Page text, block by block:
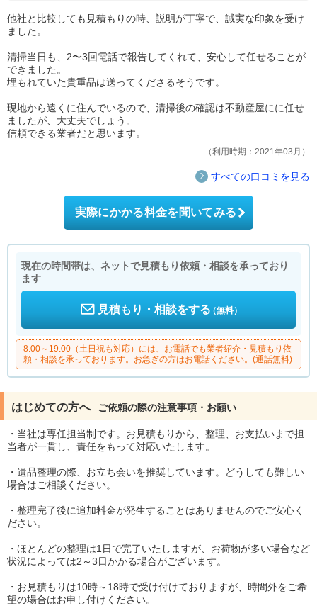
他社と比較しても見積もりの時、説明が丁寧で、誠実な印象を受け
ました。
清掃当日も、2〜3回電話で報告してくれて、安心して任せることが
できました。
埋もれていた貴重品は送ってくださるそうです。
現地から遠くに住んでいるので、清掃後の確認は不動産屋にに任せ
ましたが、大丈夫でしょう。
信頼できる業者だと思います。
利用時期：2021年03月
すべての口コミを見る
実際にかかる料金を聞いてみる
現在の時間帯は、ネットで見積もり依頼・相談を承っており
ます
見積もり・相談をする（無料）
8:00～19:00（土日祝も対応）には、お電話でも業者紹介・見積もり依
頼・相談を承っております。お急ぎの方はお電話ください。(通話無料)
はじめての方へ ご依頼の際の注意事項・お願い
・当社は専任担当制です。お見積もりから、整理、お支払いまで担
当者が一貫し、責任をもって対応いたします。
・遺品整理の際、お立ち会いを推奨しています。どうしても難しい
場合はご相談ください。
・整理完了後に追加料金が発生することはありませんのでご安心く
ださい。
・ほとんどの整理は1日で完了いたしますが、お荷物が多い場合など
状況によっては2～3日かかる場合がございます。
・お見積もりは10時～18時で受け付けておりますが、時間外をご希
望の場合はお申し付けください。